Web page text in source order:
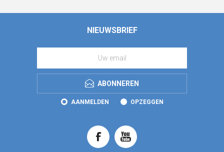
NIEUWSBRIEF
ABONNEREN
AANMELDEN OPZEGGEN